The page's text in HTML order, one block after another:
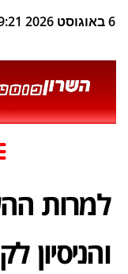
6 באוגוסט 2026 9:21
למרות
והניסיון